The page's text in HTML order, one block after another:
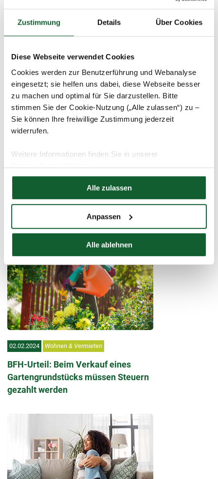
Zustimmung Details Über Cookies
Diese Webseite verwendet Cookies
Cookies werden zur Benutzerführung und Webanalyse
eingesetzt; sie helfen uns dabei, diese Webseite besser
zu machen und optimal für Sie darzustellen. Bitte
stimmen Sie der Cookie-Nutzung („Alle zulassen“) zu –
Sie können Ihre freiwillige Zustimmung jederzeit
widerrufen.
Weitere Informationen finden Sie in unserer
Datenschutzerklärung
Hier finden Sie unserImpressum
Alle zulassen
Anpassen
Alle ablehnen
20.06.2024 Wohnen & Vermieten
07.03.2024 Steuer-1x1 Wohnen & Vermieten
ansetzen
02.02.2024 Wohnen & Vermieten
BFH-Urteil: Beim Verkauf eines
Gartengrundstücks müssen Steuern
gezahlt werden